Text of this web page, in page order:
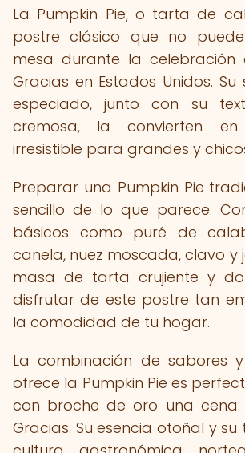
La Pumpkin Pie, o tarta de
postre clásico que no
mesa durante la celebración
Gracias en Estados Unidos.
especiado, junto con su
cremosa, la convierten
irresistible para grandes y
Preparar una Pumpkin Pie
sencillo de lo que parece.
básicos como puré de
canela, nuez moscada, clavo y
masa de tarta crujiente y
disfrutar de este postre tan
la comodidad de tu hogar.
La combinación de sabores
ofrece la Pumpkin Pie es
con broche de oro una cena
Gracias. Su esencia otoñal y